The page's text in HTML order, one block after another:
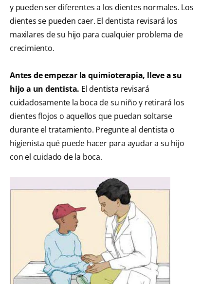
y pueden ser diferentes a los dientes normales. Los
dientes se pueden caer. El dentista revisará los
maxilares de su hijo para cualquier problema de
crecimiento.
Antes de empezar la quimioterapia, lleve a su
hijo a un dentista. El dentista revisará
cuidadosamente la boca de su niño y retirará los
dientes flojos o aquellos que puedan soltarse
durante el tratamiento. Pregunte al dentista o
higienista qué puede hacer para ayudar a su hijo
con el cuidado de la boca.